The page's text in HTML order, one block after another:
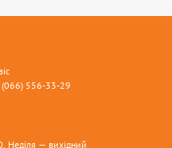
556-33-29
— вихідний